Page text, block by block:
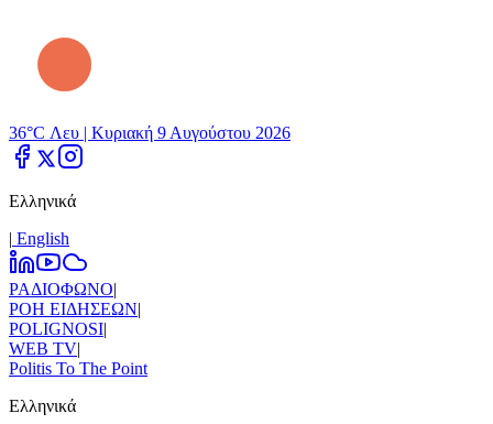
36°C Λευ | Κυριακή 9 Αυγούστου 2026
Ελληνικά
| Εnglish
ΡΑΔΙΟΦΩΝΟ|
ΡΟΗ ΕΙΔΗΣΕΩΝ|
POLIGNOSI|
WEB TV|
Politis To The Point
Ελληνικά